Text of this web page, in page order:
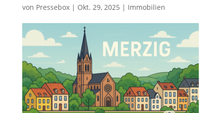
von Pressebox| Okt. 29, 2025 | Immobilien